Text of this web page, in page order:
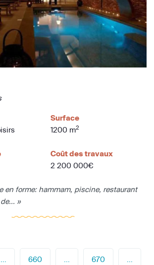
Surface
1200 m2
Coût des travaux
2 200 000€
en forme: hammam, piscine, restaurant
»
... 660 ... 670 ...